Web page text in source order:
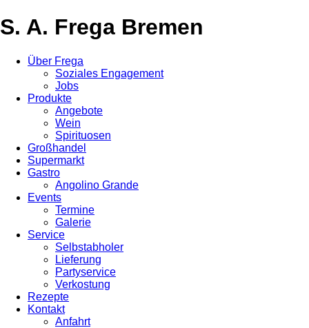
S. A. Frega Bremen
Über Frega
Soziales Engagement
Jobs
Produkte
Angebote
Wein
Spirituosen
Großhandel
Supermarkt
Gastro
Angolino Grande
Events
Termine
Galerie
Service
Selbstabholer
Lieferung
Partyservice
Verkostung
Rezepte
Kontakt
Anfahrt